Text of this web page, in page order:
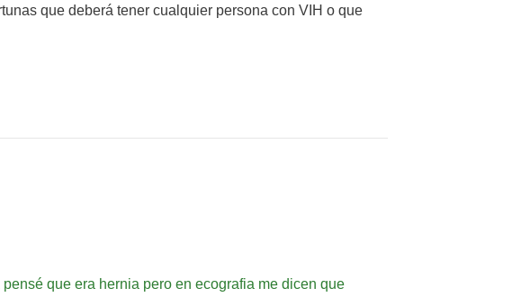
que deberá tener cualquier persona con VIH o que
que era hernia pero en ecografia me dicen que